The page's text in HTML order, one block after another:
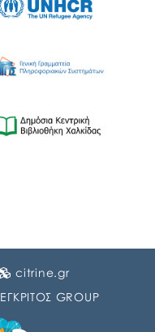
citrine.gr
ΕΓΚΡΙΤΟΣ GROUP